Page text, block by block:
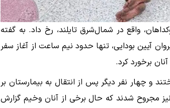
واقع در شمال‌شرق تایلند، رخ داد. به گفته
راهب و چند نفر از پیروان آیین بودایی، تنها حدود نیم ساعت از آغاز سفر
برخورد کرد.
و چهار نفر دیگر پس از انتقال به بیمارستان بر
فوت کردند. افزون بر این، بیش از ۱۰ نفر نیز مجروح شدند که حال برخی از آنان وخیم گزارش